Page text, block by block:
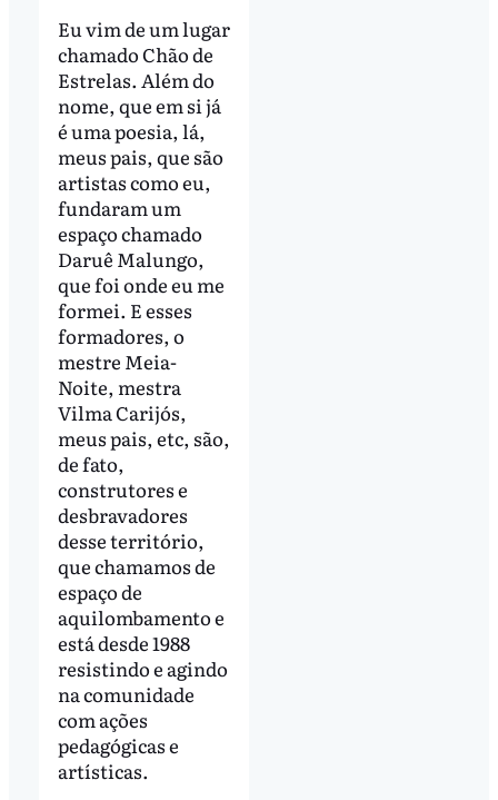
Eu vim de um lugar
chamado Chão de
Estrelas. Além do
nome, que em si já
é uma poesia, lá,
meus pais, que são
artistas como eu,
fundaram um
espaço chamado
Daruê Malungo,
que foi onde eu me
formei. E esses
formadores, o
mestre Meia-
Noite, mestra
Vilma Carijós,
meus pais, etc, são,
de fato,
construtores e
desbravadores
desse território,
que chamamos de
espaço de
aquilombamento e
está desde 1988
resistindo e agindo
na comunidade
com ações
pedagógicas e
artísticas.